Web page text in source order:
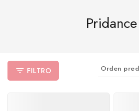
Pridance
FILTRO